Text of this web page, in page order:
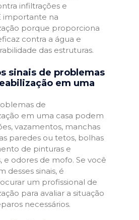
infiltrações e
importante na
porque proporciona
contra a água e
das estruturas.
sinais de problemas
em uma
de
em uma casa podem
vazamentos, manchas
paredes ou tetos, bolhas
de pinturas e
e odores de mofo. Se você
desses sinais, é
um profissional de
para avaliar a situação
necessários.